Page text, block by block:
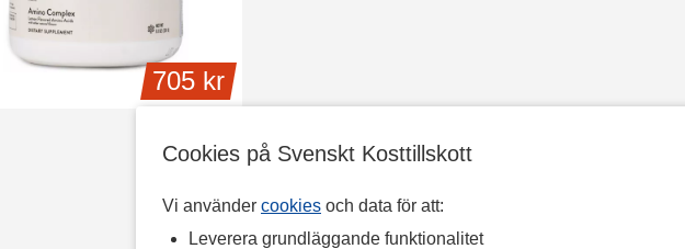
Cookies på Svenskt Kosttillskott
Vi använder cookies och data för att:
Leverera grundläggande funktionalitet
705 kr